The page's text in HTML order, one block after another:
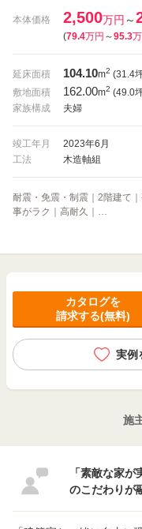
本体価格 2,500万円 ～
(79.4万円 ～95.3
延床面積 104.10m2 (31.4
敷地面積
162.00m2 (49.0
家族構成
夫婦
竣工年月
2023年6月
工法
木造軸組
耐震・免震・制震｜2階建て
事がラク｜高耐久｜…
カタログを
請求する(無料)
実例
施
「素敵な家
のこだわりが